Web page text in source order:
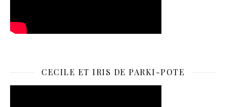
CECILE ET IRIS DE PARKI-POTE